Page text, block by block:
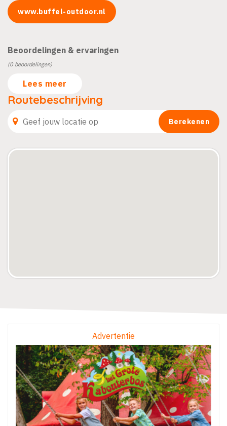
www.buffel-outdoor.nl
Beoordelingen & ervaringen
(0 beoordelingen)
Lees meer
Routebeschrijving
Advertentie